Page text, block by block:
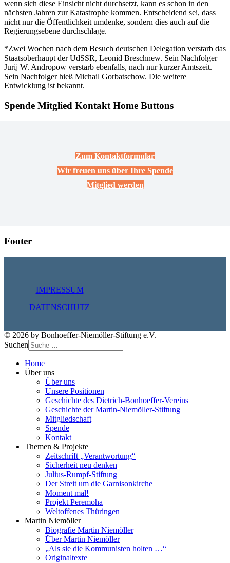
wenn sich diese Einsicht nicht durchsetzt, kann es schon in den
nächsten Jahren zur Katastrophe kommen. Entscheidend sei, dass
nicht nur die Öffentlichkeit umdenke, sondern dies auch auf die
Regierungsebene durchschlage.
*Zwei Wochen nach dem Besuch deutschen Delegation verstarb das
Staatsoberhaupt der UdSSR, Leonid Breschnew. Sein Nachfolger
Jurij W. Andropow verstarb ebenfalls, nach nur kurzer Amtszeit.
Sein Nachfolger hieß Michail Gorbatschow. Die weitere
Entwicklung ist bekannt.
Spende Mitglied Kontakt Home Buttons
Zum Kontaktformular
Wir freuen uns über Ihre Spende
Mitglied werden
Footer
IMPRESSUM
DATENSCHUTZ
© 2026 by Bonhoeffer-Niemöller-Stiftung e.V.
Suchen
Home
Über uns
Über uns
Unsere Positionen
Geschichte des Dietrich-Bonhoeffer-Vereins
Geschichte der Martin-Niemöller-Stiftung
Mitgliedschaft
Spende
Kontakt
Themen & Projekte
Zeitschrift „Verantwortung“
Sicherheit neu denken
Julius-Rumpf-Stiftung
Der Streit um die Garnisonkirche
Moment mal!
Projekt Peremoha
Weltoffenes Thüringen
Martin Niemöller
Biografie Martin Niemöller
Über Martin Niemöller
„Als sie die Kommunisten holten …“
Originaltexte